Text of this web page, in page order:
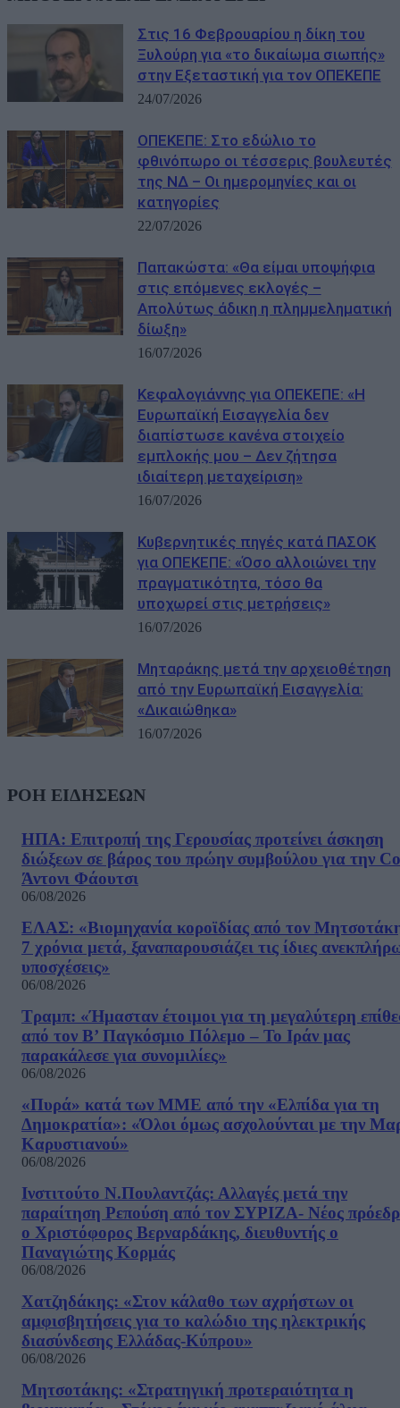
Στις 16 Φεβρουαρίου η δίκη του
Ξυλούρη για «το δικαίωμα σιωπής»
στην Εξεταστική για τον ΟΠΕΚΕΠΕ
24/07/2026
ΟΠΕΚΕΠΕ: Στο εδώλιο το
φθινόπωρο οι τέσσερις βουλευτές
της ΝΔ – Οι ημερομηνίες και οι
κατηγορίες
22/07/2026
Παπακώστα: «Θα είμαι υποψήφια
στις επόμενες εκλογές –
Απολύτως άδικη η πλημμεληματική
δίωξη»
16/07/2026
Κεφαλογιάννης για ΟΠΕΚΕΠΕ: «Η
Ευρωπαϊκή Εισαγγελία δεν
διαπίστωσε κανένα στοιχείο
εμπλοκής μου – Δεν ζήτησα
ιδιαίτερη μεταχείριση»
16/07/2026
Κυβερνητικές πηγές κατά ΠΑΣΟΚ
για ΟΠΕΚΕΠΕ: «Όσο αλλοιώνει την
πραγματικότητα, τόσο θα
υποχωρεί στις μετρήσεις»
16/07/2026
Μηταράκης μετά την αρχειοθέτηση
από την Ευρωπαϊκή Εισαγγελία:
«Δικαιώθηκα»
16/07/2026
ΡΟΗ ΕΙΔΗΣΕΩΝ
ΗΠΑ: Επιτροπή της Γερουσίας προτείνει άσκηση
διώξεων σε βάρος του πρώην συμβούλου για την
Άντονι Φάουτσι
06/08/2026
ΕΛΑΣ: «Βιομηχανία κοροϊδίας από τον
7 χρόνια μετά, ξαναπαρουσιάζει τις ίδιες
υποσχέσεις»
06/08/2026
Τραμπ: «Ήμασταν έτοιμοι για τη μεγαλύτερη
από τον Β’ Παγκόσμιο Πόλεμο – Το Ιράν μας
παρακάλεσε για συνομιλίες»
06/08/2026
«Πυρά» κατά των ΜΜΕ από την «Ελπίδα για τη
Δημοκρατία»: «Όλοι όμως ασχολούνται με την
Καρυστιανού»
06/08/2026
Ινστιτούτο Ν.Πουλαντζάς: Αλλαγές μετά την
παραίτηση Ρεπούση από τον ΣΥΡΙΖΑ- Νέος
ο Χριστόφορος Βερναρδάκης, διευθυντής ο
Παναγιώτης Κορμάς
06/08/2026
Χατζηδάκης: «Στον κάλαθο των αχρήστων οι
αμφισβητήσεις για το καλώδιο της ηλεκτρικής
διασύνδεσης Ελλάδας-Κύπρου»
06/08/2026
Μητσοτάκης: «Στρατηγική προτεραιότητα η